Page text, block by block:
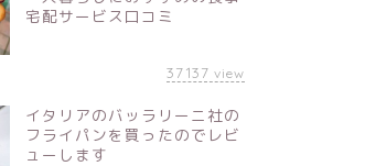
宅配サービス口コミ
37137 view
イタリアのバッラリーニ社の
フライパンを買ったのでレビ
ューします